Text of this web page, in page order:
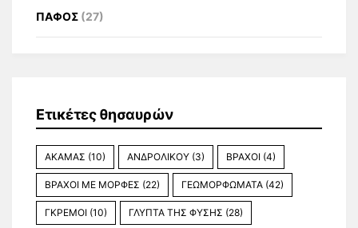
ΠΑΦΟΣ (27)
Ετικέτες θησαυρών
ΑΚΑΜΑΣ (10) ΑΝΔΡΟΛΙΚΟΥ (3) ΒΡΑΧΟΙ (4)
ΒΡΑΧΟΙ ΜΕ ΜΟΡΦΕΣ (22) ΓΕΩΜΟΡΦΩΜΑΤΑ (42)
ΓΚΡΕΜΟΙ (10) ΓΛΥΠΤΑ ΤΗΣ ΦΥΣΗΣ (28)